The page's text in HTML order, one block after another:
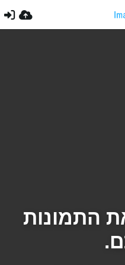
התמונות